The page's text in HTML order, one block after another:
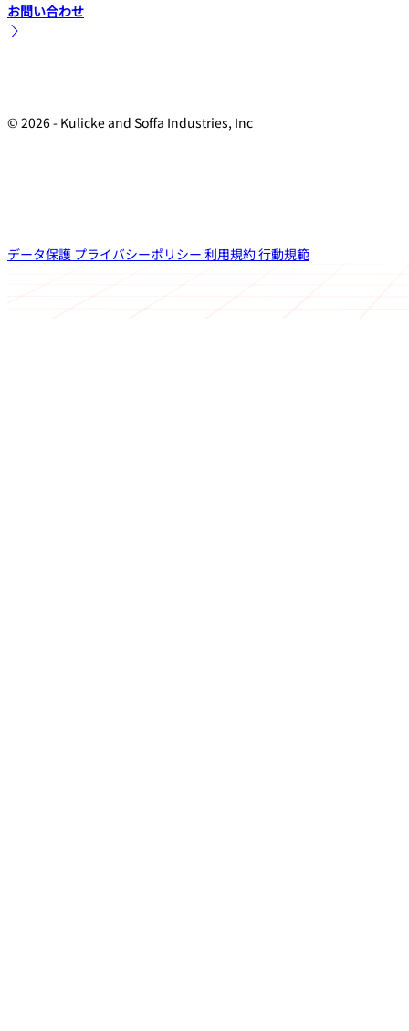
お問い合わせ
© 2026 - Kulicke and Soffa Industries, Inc
データ保護 プライバシーポリシー 利用規約行動規範